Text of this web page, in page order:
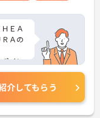
ＥＡ
Ａの
イン
ださ
介してもらう